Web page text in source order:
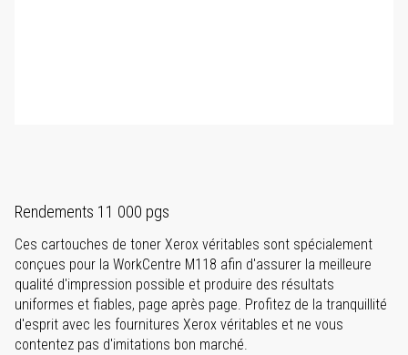
Rendements 11 000 pgs
Ces cartouches de toner Xerox véritables sont spécialement
conçues pour la WorkCentre M118 afin d'assurer la meilleure
qualité d'impression possible et produire des résultats
uniformes et fiables, page après page. Profitez de la tranquillité
d'esprit avec les fournitures Xerox véritables et ne vous
contentez pas d'imitations bon marché.